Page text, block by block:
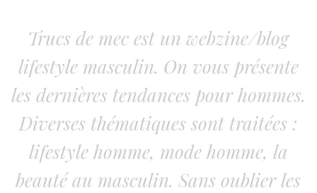
Trucs de mec est un webzine/blog
lifestyle masculin. On vous présente
les dernières tendances pour hommes.
Diverses thématiques sont traitées :
lifestyle homme, mode homme, la
beauté au masculin. Sans oublier les